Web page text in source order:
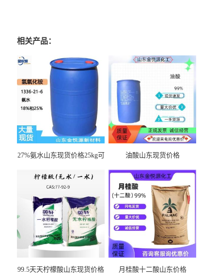
相关产品：
27%氨水山东现货价格25kg可
油酸山东现货价格
99.5天天柠檬酸山东现货价格 月桂酸十二酸山东价格